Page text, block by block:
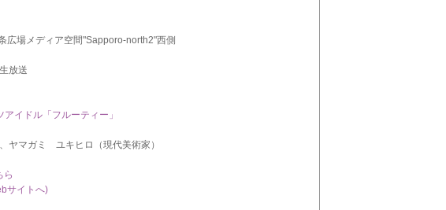
場メディア空間"Sapporo-north2"西側
放送
イドル「フルーティー」
マガミ ユキヒロ（現代美術家）
ら
サイトへ)